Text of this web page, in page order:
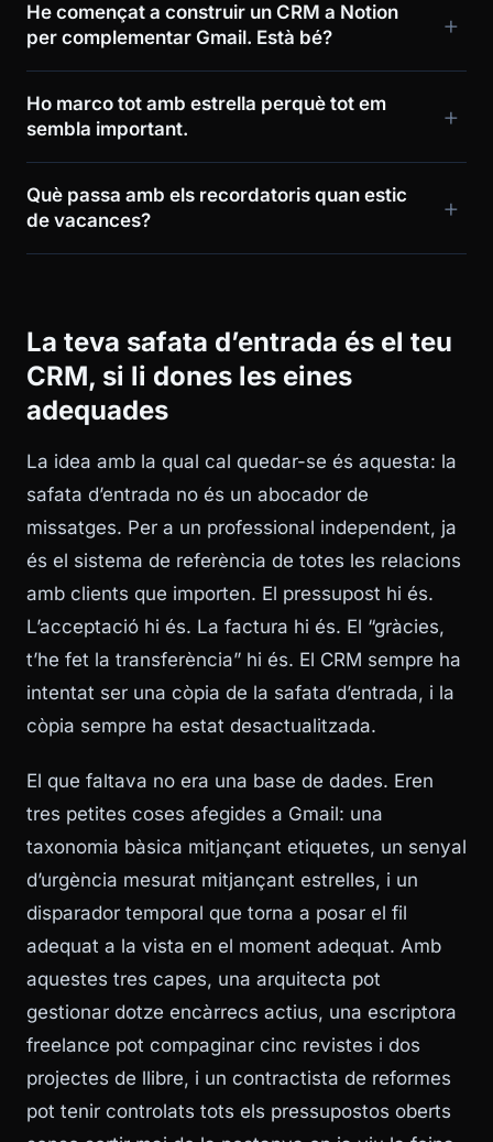
He començat a construir un CRM a Notion
per complementar Gmail. Està bé?
Ho marco tot amb estrella perquè tot em
sembla important.
Què passa amb els recordatoris quan estic
de vacances?
La teva safata d’entrada és el teu
CRM, si li dones les eines
adequades
La idea amb la qual cal quedar-se és aquesta: la
safata d’entrada no és un abocador de
missatges. Per a un professional independent, ja
és el sistema de referència de totes les relacions
amb clients que importen. El pressupost hi és.
L’acceptació hi és. La factura hi és. El “gràcies,
t’he fet la transferència” hi és. El CRM sempre ha
intentat ser una còpia de la safata d’entrada, i la
còpia sempre ha estat desactualitzada.
El que faltava no era una base de dades. Eren
tres petites coses afegides a Gmail: una
taxonomia bàsica mitjançant etiquetes, un senyal
d’urgència mesurat mitjançant estrelles, i un
disparador temporal que torna a posar el fil
adequat a la vista en el moment adequat. Amb
aquestes tres capes, una arquitecta pot
gestionar dotze encàrrecs actius, una escriptora
freelance pot compaginar cinc revistes i dos
projectes de llibre, i un contractista de reformes
pot tenir controlats tots els pressupostos oberts